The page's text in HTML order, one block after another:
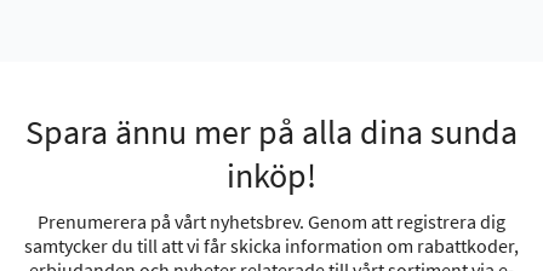
Spara ännu mer på alla dina sunda
inköp!
Prenumerera på vårt nyhetsbrev. Genom att registrera dig
samtycker du till att vi får skicka information om rabattkoder,